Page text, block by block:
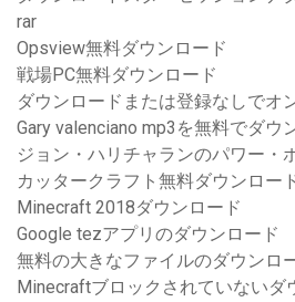
rar
Opsview無料ダウンロード
戦場PC無料ダウンロード
ダウンロードまたは登録なしでオ
Gary valenciano mp3を無料でダウ
ジョン・ハリチャランのパワー・
カッタークラフト無料ダウンロー
Minecraft 2018ダウンロード
Google tezアプリのダウンロード
無料の大きなファイルのダウンロ
Minecraftブロックされていないダ